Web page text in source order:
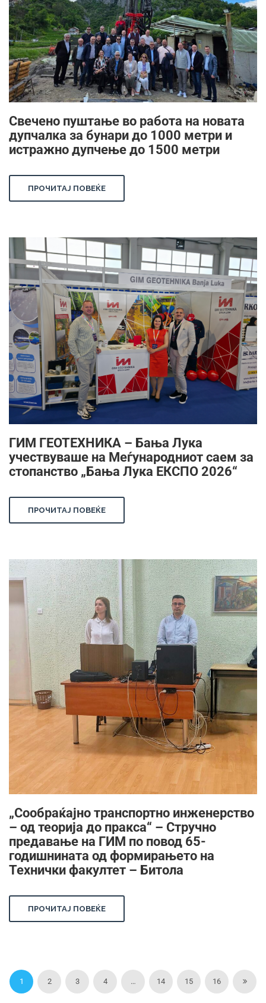
Свечено пуштање во работа на новата
дупчалка за бунари до 1000 метри и
истражно дупчење до 1500 метри
ПРОЧИТАЈ ПОВЕЌЕ
ГИМ ГЕОТЕХНИКА – Бања Лука
учествуваше на Меѓународниот саем за
стопанство „Бања Лука ЕКСПО 2026“
ПРОЧИТАЈ ПОВЕЌЕ
„Сообраќајно транспортно инженерство
– од теорија до пракса“ – Стручно
предавање на ГИМ по повод 65-
годишнината од формирањето на
Технички факултет – Битола
ПРОЧИТАЈ ПОВЕЌЕ
1 2 3 4 … 14 15 16